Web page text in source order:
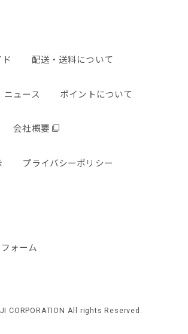
配送・送料について
ニュース ポイントについて
会社概要
プライバシーポリシー
ォーム
CORPORATION All rights Reserved.